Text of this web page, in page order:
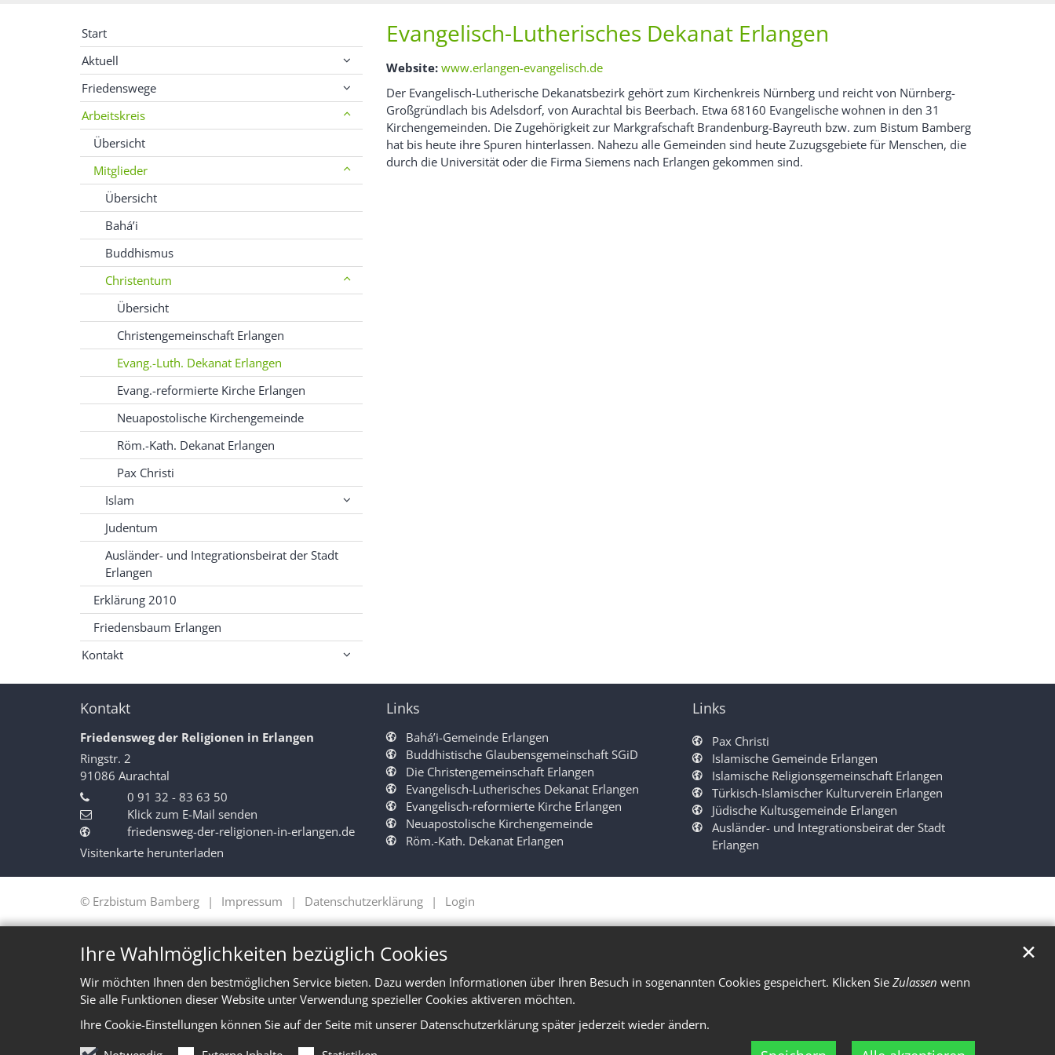
Ihre Wahlmöglichkeiten bezüglich Cookies
Wir möchten Ihnen den bestmöglichen Service bieten. Dazu werden Informationen über Ihren Besuch in sogenannten Cookies gespeichert. Klicken Sie Zulassen wenn
Sie alle Funktionen dieser Website unter Verwendung spezieller Cookies aktiveren möchten.
Ihre Cookie-Einstellungen können Sie auf der Seite mit unserer Datenschutzerklärung später jederzeit wieder ändern.
✕
Evangelisch-Lutherisches Dekanat Erlangen
Website: www.erlangen-evangelisch.de
Der Evangelisch-Lutherische Dekanatsbezirk gehört zum Kirchenkreis Nürnberg und reicht von Nürnberg-
Großgründlach bis Adelsdorf, von Aurachtal bis Beerbach. Etwa 68160 Evangelische wohnen in den 31
Kirchengemeinden. Die Zugehörigkeit zur Markgrafschaft Brandenburg-Bayreuth bzw. zum Bistum Bamberg
hat bis heute ihre Spuren hinterlassen. Nahezu alle Gemeinden sind heute Zuzugsgebiete für Menschen, die
durch die Universität oder die Firma Siemens nach Erlangen gekommen sind.
Start
Aktuell
Friedenswege
Arbeitskreis
Übersicht
Mitglieder
Übersicht
Bahá’i
Buddhismus
Christentum
Übersicht
Christengemeinschaft Erlangen
Evang.-Luth. Dekanat Erlangen
Evang.-reformierte Kirche Erlangen
Neuapostolische Kirchengemeinde
Röm.-Kath. Dekanat Erlangen
Pax Christi
Islam
Judentum
Ausländer- und Integrationsbeirat der Stadt
Erlangen
Erklärung 2010
Friedensbaum Erlangen
Kontakt
Kontakt
Friedensweg der Religionen in Erlangen
Ringstr. 2
91086 Aurachtal
0 91 32 - 83 63 50
Klick zum E-Mail senden
friedensweg-der-religionen-in-erlangen.de
Visitenkarte herunterladen
Links
Bahá’i-Gemeinde Erlangen
Buddhistische Glaubensgemeinschaft SGiD
Die Christengemeinschaft Erlangen
Evangelisch-Lutherisches Dekanat Erlangen
Evangelisch-reformierte Kirche Erlangen
Neuapostolische Kirchengemeinde
Röm.-Kath. Dekanat Erlangen
Links
Pax Christi
Islamische Gemeinde Erlangen
Islamische Religionsgemeinschaft Erlangen
Türkisch-Islamischer Kulturverein Erlangen
Jüdische Kultusgemeinde Erlangen
Ausländer- und Integrationsbeirat der Stadt
Erlangen
© Erzbistum Bamberg Impressum Datenschutzerklärung Login